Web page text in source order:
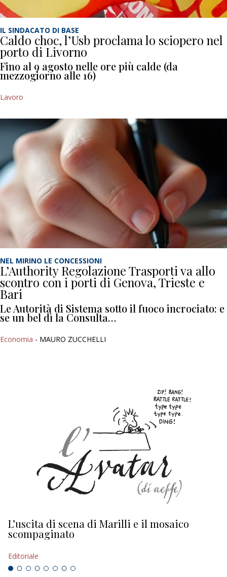
IL SINDACATO DI BASE
Caldo choc, l’Usb proclama lo sciopero nel
porto di Livorno
Fino al 9 agosto nelle ore più calde (da
mezzogiorno alle 16)
Lavoro
NEL MIRINO LE CONCESSIONI
L’Authority Regolazione Trasporti va allo
scontro con i porti di Genova, Trieste e
Bari
Le Autorità di Sistema sotto il fuoco incrociato: e
se un bel dì la Consulta…
Economia - MAURO ZUCCHELLI
L’uscita di scena di Marilli e il mosaico
scompaginato
Editoriale